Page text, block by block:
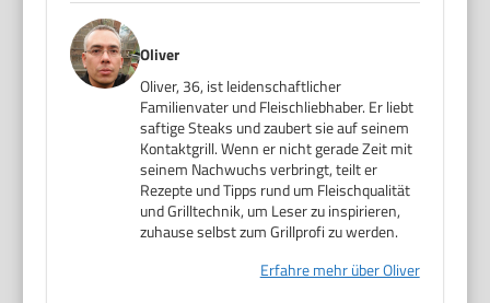
Oliver
Oliver, 36, ist leidenschaftlicher
Familienvater und Fleischliebhaber. Er liebt
saftige Steaks und zaubert sie auf seinem
Kontaktgrill. Wenn er nicht gerade Zeit mit
seinem Nachwuchs verbringt, teilt er
Rezepte und Tipps rund um Fleischqualität
und Grilltechnik, um Leser zu inspirieren,
zuhause selbst zum Grillprofi zu werden.
Erfahre mehr über Oliver